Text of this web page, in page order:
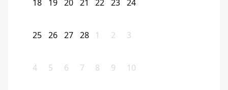
18 19 20 21 22 23 24
25 26 27 28 1 2 3
4 5 6 7 8 9 10